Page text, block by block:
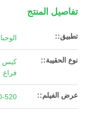
تفاصيل المنتج
تطبيق::
نوع الحقيبة::
كيس
فراغ
عرض الفيلم:: 140-